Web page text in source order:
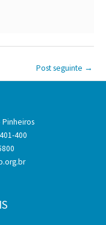
Post seguinte →
Pinheiros
400